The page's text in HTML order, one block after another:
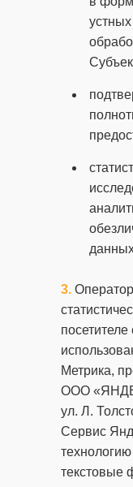
Метрика,
ООО
ул. Л.
Сервис
текстовые